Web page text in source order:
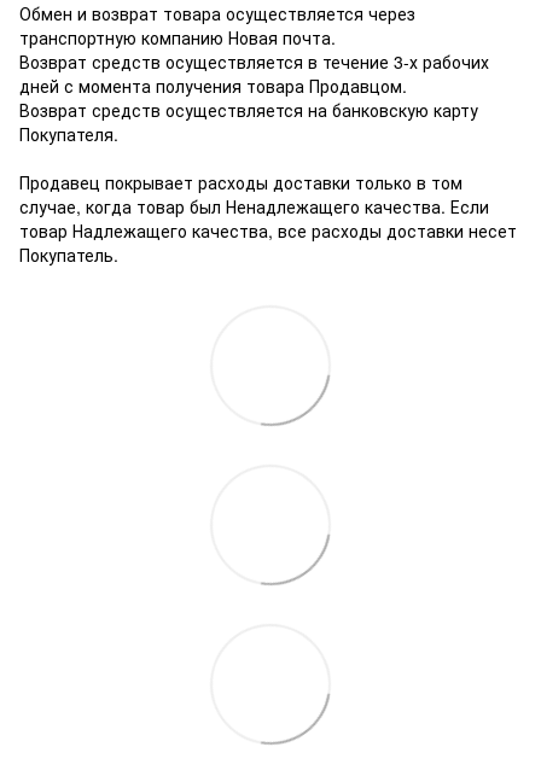
Обмен и возврат товара осуществляется через
транспортную компанию Новая почта.
Возврат средств осуществляется в течение 3-х рабочих
дней с момента получения товара Продавцом.
Возврат средств осуществляется на банковскую карту
Покупателя.
Продавец покрывает расходы доставки только в том
случае, когда товар был Ненадлежащего качества. Если
товар Надлежащего качества, все расходы доставки несет
Покупатель.